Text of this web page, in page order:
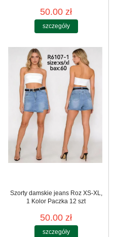
50.00 zł
szczegóły
Szorty damskie jeans Roz XS-XL,
1 Kolor Paczka 12 szt
50.00 zł
szczegóły